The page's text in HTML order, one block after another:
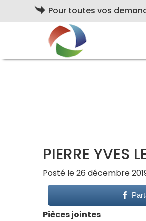
Pour toutes vos
PIERRE YVES
Posté le 26 décembre
Pièces jointes